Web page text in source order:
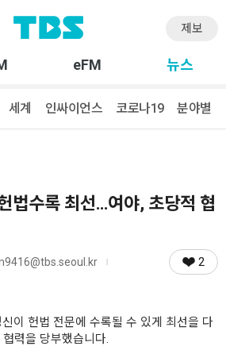
제보
eFM 뉴스
세계 인싸이언스 코로나19 분야별
법수록 최선…여야, 초당적 협
2
이 헌법 전문에 수록될 수 있게 최선을 다
력을 당부했습니다.